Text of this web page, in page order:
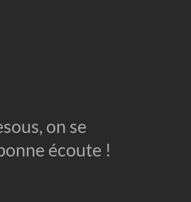
on se
écoute !